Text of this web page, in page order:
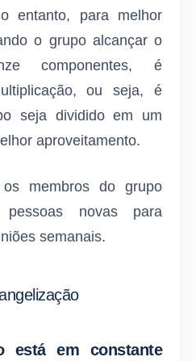
entanto, para melhor
o grupo alcançar o
componentes, é
ou seja, é
seja dividido em um
aproveitamento.
membros do grupo
pessoas novas para
semanais.
está em constante